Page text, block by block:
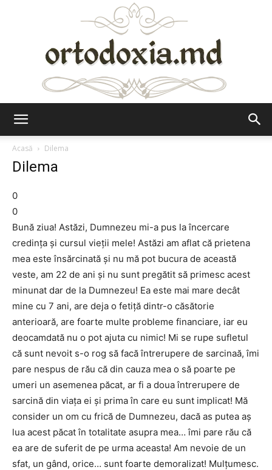
Acasă
Dilema
Dilema
0
0
Bună ziua! Astăzi, Dumnezeu mi-a pus la încercare
credința și cursul vieții mele! Astăzi am aflat că prietena
mea este însărcinată și nu mă pot bucura de această
veste, am 22 de ani și nu sunt pregătit să primesc acest
minunat dar de la Dumnezeu! Ea este mai mare decât
mine cu 7 ani, are deja o fetiță dintr-o căsătorie
anterioară, are foarte multe probleme financiare, iar eu
deocamdată nu o pot ajuta cu nimic! Mi se rupe sufletul
că sunt nevoit s-o rog să facă întrerupere de sarcinaă, îmi
pare nespus de rău că din cauza mea o să poarte pe
umeri un asemenea păcat, ar fi a doua întrerupere de
sarcină din viața ei și prima în care eu sunt implicat! Mă
consider un om cu frică de Dumnezeu, dacă as putea aș
lua acest păcat în totalitate asupra mea… îmi pare rău că
ea are de suferit de pe urma aceasta! Am nevoie de un
sfat, un gând, orice… sunt foarte demoralizat! Mulțumesc.